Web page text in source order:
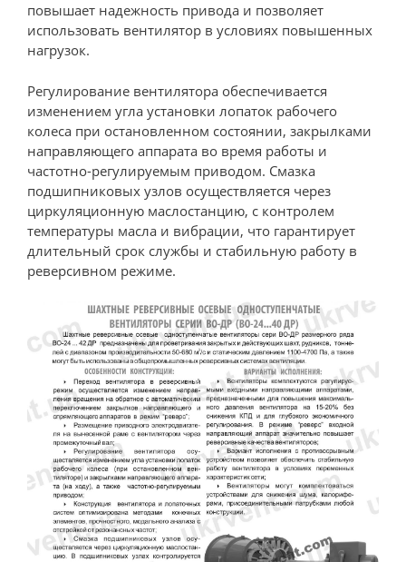
повышает надежность привода и позволяет
использовать вентилятор в условиях повышенных
нагрузок.
Регулирование вентилятора обеспечивается
изменением угла установки лопаток рабочего
колеса при остановленном состоянии, закрылками
направляющего аппарата во время работы и
частотно-регулируемым приводом. Смазка
подшипниковых узлов осуществляется через
циркуляционную маслостанцию, с контролем
температуры масла и вибрации, что гарантирует
длительный срок службы и стабильную работу в
реверсивном режиме.